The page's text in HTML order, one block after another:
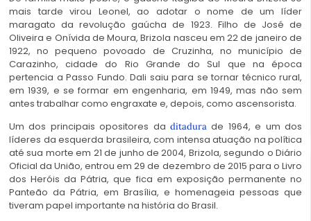
mais tarde virou Leonel, ao adotar o nome de um líder
maragato da revolução gaúcha de 1923. Filho de José de
Oliveira e Onívida de Moura, Brizola nasceu em 22 de janeiro de
1922, no pequeno povoado de Cruzinha, no município de
Carazinho, cidade do Rio Grande do Sul que na época
pertencia a Passo Fundo. Dali saiu para se tornar técnico rural,
em 1939, e se formar em engenharia, em 1949, mas não sem
antes trabalhar como engraxate e, depois, como ascensorista.
Um dos principais opositores da ditadurade 1964, e um dos
líderes da esquerda brasileira, com intensa atuação na política
até sua morte em 21 de junho de 2004, Brizola, segundo o Diário
Oficial da União, entrou em 29 de dezembro de 2015 para o Livro
dos Heróis da Pátria, que fica em exposição permanente no
Panteão da Pátria, em Brasília, e homenageia pessoas que
tiveram papel importante na história do Brasil.